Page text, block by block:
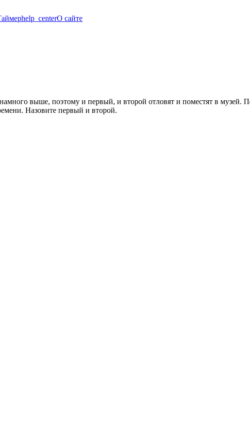
help_centerО сайте
выше, поэтому и первый, и второй отловят и поместят в музей.
Назовите первый и второй.